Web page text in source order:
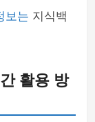
보는 지식백
활용 방